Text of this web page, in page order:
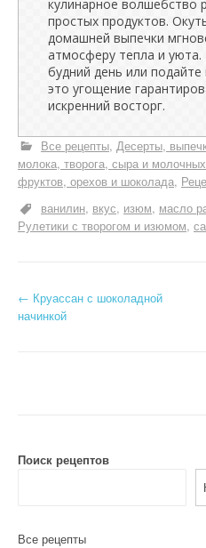
кулинарное волшебство
простых продуктов.
домашней выпечки
атмосферу тепла и
будний день или
это угощение
искренний восторг.
Все рецепты Десерты,
молока, творога, сыра и
фруктов, орехов и шоколада
ванилин вкус изюм масло
Рулетики с творогом и изюмом
Н
а
и
← Круассан с шоколадной
начинкой
Поиск рецептов
Все рецепты